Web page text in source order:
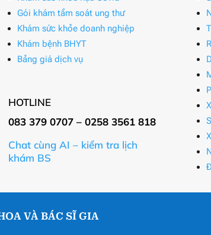
Gói khám tầm soát ung thư
Khám sức khỏe doanh nghiệp
Khám bệnh BHYT
Bảng giá dịch vụ
HOTLINE
083 379 0707 – 0258 3561 818
Chat cùng AI – kiểm tra lịch
khám BS
VÀ BÁC SĨ GIA